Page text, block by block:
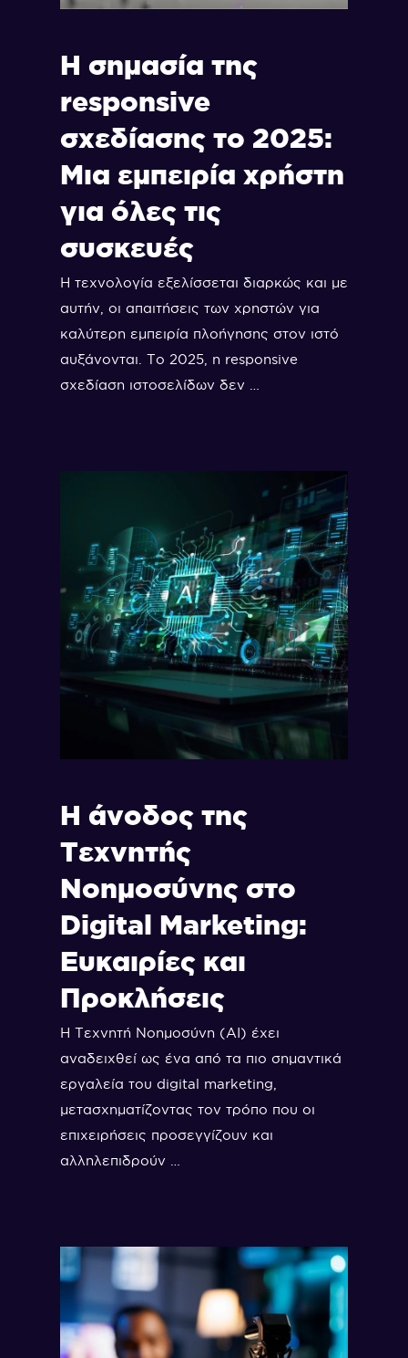
Η σημασία της
responsive
σχεδίασης το 2025:
Μια εμπειρία χρήστη
για όλες τις
συσκευές
Η τεχνολογία εξελίσσεται διαρκώς και με
αυτήν, οι απαιτήσεις των χρηστών για
καλύτερη εμπειρία πλοήγησης στον ιστό
αυξάνονται. Το 2025, η responsive
σχεδίαση ιστοσελίδων δεν …
Η άνοδος της
Τεχνητής
Νοημοσύνης στο
Digital Marketing:
Ευκαιρίες και
Προκλήσεις
Η Τεχνητή Νοημοσύνη (AI) έχει
αναδειχθεί ως ένα από τα πιο σημαντικά
εργαλεία του digital marketing,
μετασχηματίζοντας τον τρόπο που οι
επιχειρήσεις προσεγγίζουν και
αλληλεπιδρούν …